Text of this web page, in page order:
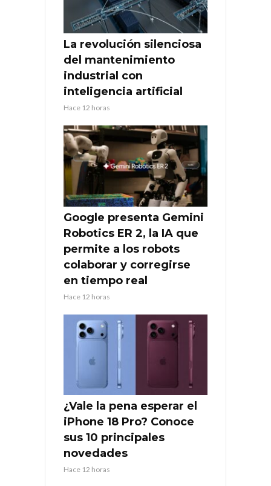
La revolución silenciosa
del mantenimiento
industrial con
inteligencia artificial
Hace 12 horas
Google presenta Gemini
Robotics ER 2, la IA que
permite a los robots
colaborar y corregirse
en tiempo real
Hace 12 horas
¿Vale la pena esperar el
iPhone 18 Pro? Conoce
sus 10 principales
novedades
Hace 12 horas